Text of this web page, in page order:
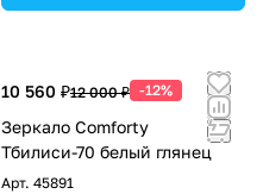
10 560 ₽12 000 ₽ -12%
Зеркало Comforty
Тбилиси-70 белый глянец
Арт. 45891